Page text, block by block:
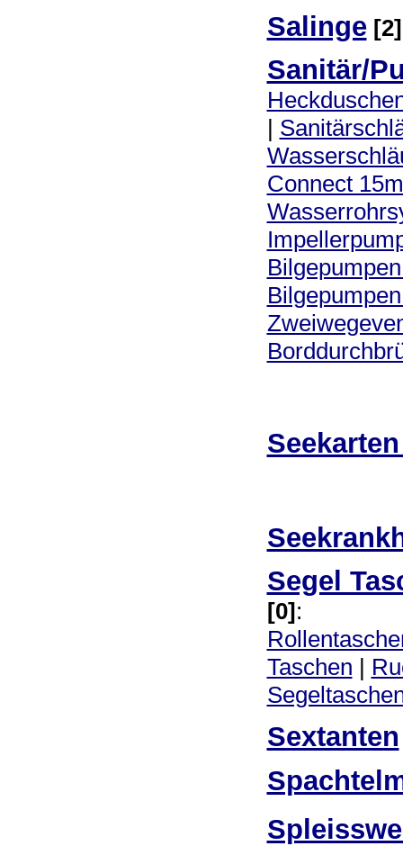
Salinge [2]
Sanitär/
|
Connect
Segel
[0]:
Taschen |
Sextanten